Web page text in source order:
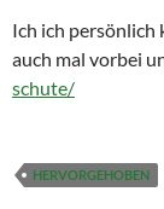
Ich ich persönlich
auch mal vorbei
schute/
HERVORGEHOBEN